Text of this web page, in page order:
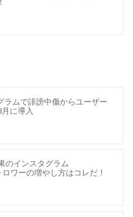
ラムで誹謗中傷からユーザー
に導入
のインスタグラム
ワーの増やし方はコレだ！